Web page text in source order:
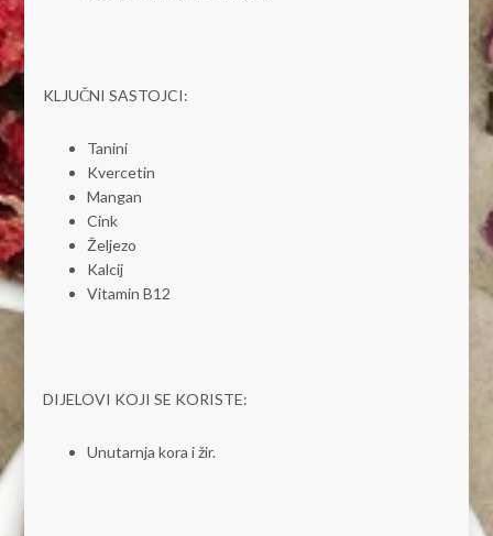
KLJUČNI SASTOJCI:
Tanini
Kvercetin
Mangan
Cink
Željezo
Kalcij
Vitamin B12
DIJELOVI KOJI SE KORISTE:
Unutarnja kora i žir.